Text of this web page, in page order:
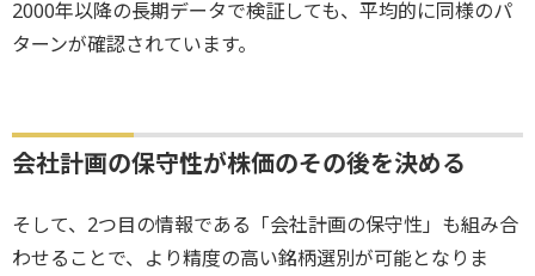
2000年以降の長期データで検証しても、平均的に同様のパ
ターンが確認されています。
会社計画の保守性が株価のその後を決める
そして、2つ目の情報である「会社計画の保守性」も組み合
わせることで、より精度の高い銘柄選別が可能となりま